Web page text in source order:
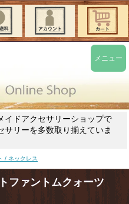
イドアクセサリーショップで
リーを多数取り揃えていま
/ ネックレス
ファントムクォーツ
メニュー